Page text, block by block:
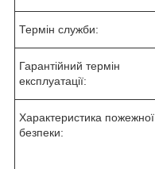
Термін служби:
Гарантійний термін
експлуатації:
Характеристика пожежної
безпеки: